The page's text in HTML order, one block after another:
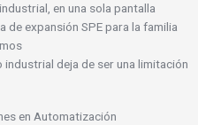
en una sola pantalla
de expansión SPE para la familia
deja de ser una limitación
en Automatización